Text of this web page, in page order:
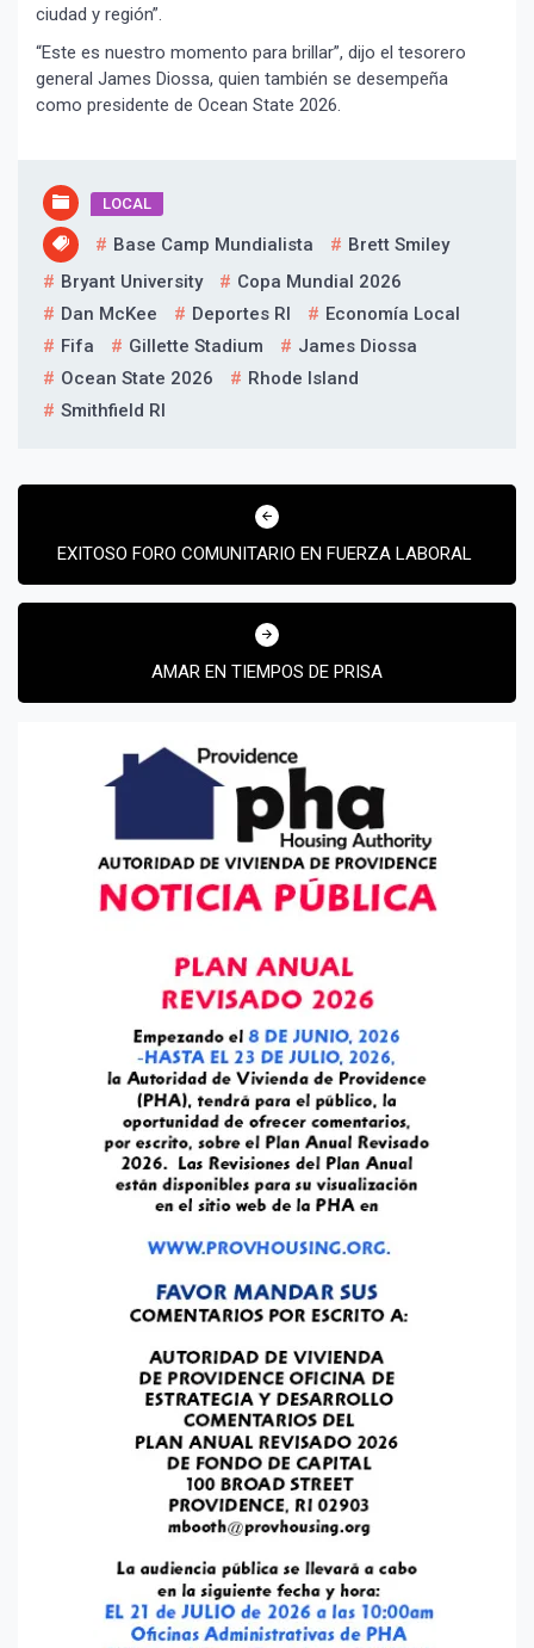
ciudad y región”.
“Este es nuestro momento para brillar”, dijo el tesorero
general James Diossa, quien también se desempeña
como presidente de Ocean State 2026.
LOCAL
Base Camp Mundialista
Brett Smiley
Bryant University
Copa Mundial 2026
Dan McKee
Deportes RI
Economía Local
Fifa
Gillette Stadium
James Diossa
Ocean State 2026
Rhode Island
Smithfield RI
Navegación
entradas
EXITOSO FORO COMUNITARIO EN FUERZA LABORAL
AMAR EN TIEMPOS DE PRISA